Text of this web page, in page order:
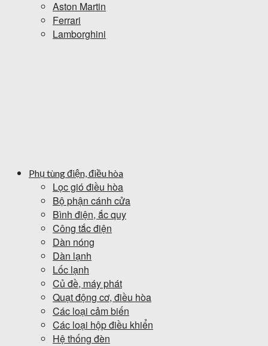
Aston Martin
Ferrari
Lamborghini
Phụ tùng điện, điều hòa
Lọc gió điều hòa
Bộ phận cánh cửa
Bình điện, ắc quy
Công tắc điện
Dàn nóng
Dàn lạnh
Lốc lạnh
Củ đề, máy phát
Quạt động cơ, điều hòa
Các loại cảm biến
Các loại hộp điều khiển
Hệ thống đèn